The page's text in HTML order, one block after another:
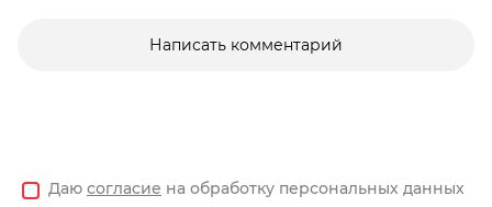
Написать комментарий
Даю согласие на обработку персональных данных